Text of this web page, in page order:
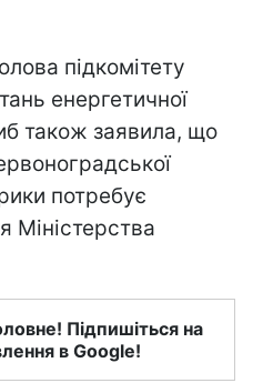
підкомітету
енергетичної
також заявила, що
потребує
Міністерства
Підпишіться на
в Google!